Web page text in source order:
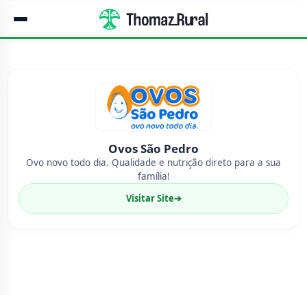
Ovos São Pedro
Ovo novo todo dia. Qualidade e nutrição direto para a sua
família!
Visitar Site➔